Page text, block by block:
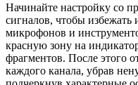
Начинайте настройку со
сигналов, чтобы избежать
микрофонов и
красную зону на
фрагментов. После этого
каждого канала, убрав